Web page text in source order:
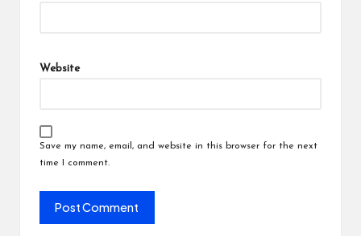
Website
Save my name, email, and website in this browser for the next
time I comment.